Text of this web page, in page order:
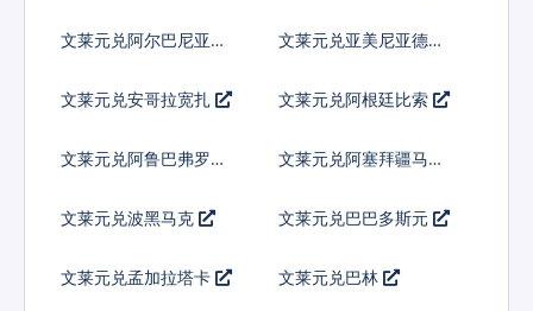
文莱元兑阿尔巴尼亚列
文莱元兑亚美尼亚德拉
文莱元兑安哥拉宽扎 文莱元兑阿根廷比索
文莱元兑阿鲁巴弗罗林
文莱元兑阿塞拜疆马纳
文莱元兑波黑马克 文莱元兑巴巴多斯元
文莱元兑孟加拉塔卡 文莱元兑巴林